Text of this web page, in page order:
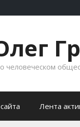
человеческом
Лента